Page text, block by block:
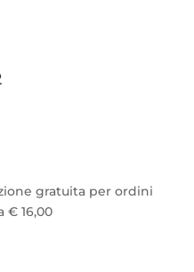
gratuita per ordini
€ 16,00